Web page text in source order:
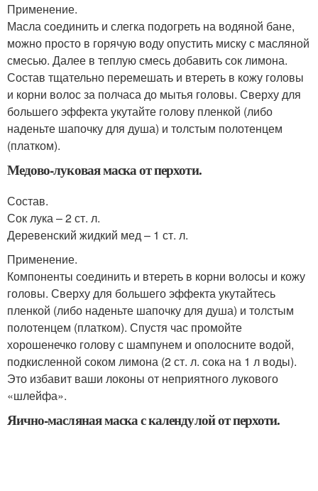
Применение.
Масла соединить и слегка подогреть на водяной бане,
можно просто в горячую воду опустить миску с масляной
смесью. Далее в теплую смесь добавить сок лимона.
Состав тщательно перемешать и втереть в кожу головы
и корни волос за полчаса до мытья головы. Сверху для
большего эффекта укутайте голову пленкой (либо
наденьте шапочку для душа) и толстым полотенцем
(платком).
Медово-луковая маска от перхоти.
Состав.
Сок лука – 2 ст. л.
Деревенский жидкий мед – 1 ст. л.
Применение.
Компоненты соединить и втереть в корни волосы и кожу
головы. Сверху для большего эффекта укутайтесь
пленкой (либо наденьте шапочку для душа) и толстым
полотенцем (платком). Спустя час промойте
хорошенечко голову с шампунем и ополосните водой,
подкисленной соком лимона (2 ст. л. сока на 1 л воды).
Это избавит ваши локоны от неприятного лукового
«шлейфа».
Яично-масляная маска с календулой от перхоти.